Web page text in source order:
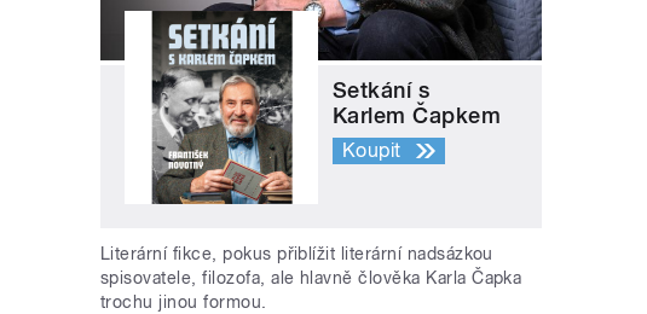
Setkání s
Karlem Čapkem
Koupit
Literární fikce, pokus přiblížit literární nadsázkou
spisovatele, filozofa, ale hlavně člověka Karla Čapka
trochu jinou formou.